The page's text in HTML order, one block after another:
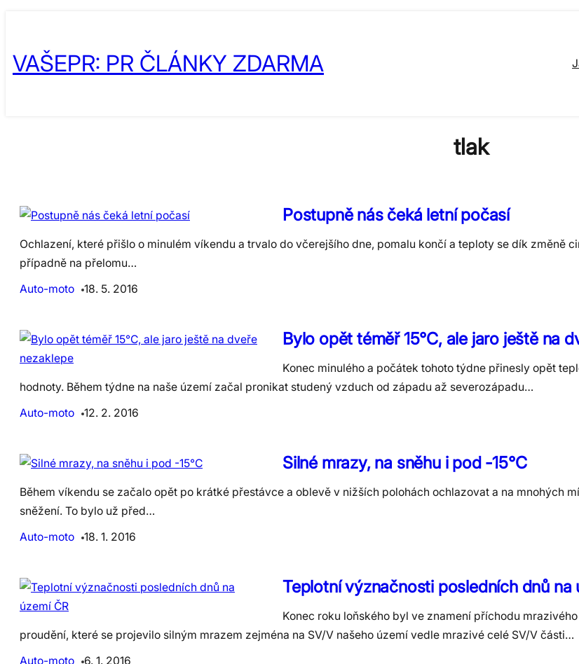
content
VAŠEPR: PR ČLÁNKY ZDARMA
tlak
Postupně nás čeká letní počasí
Ochlazení, které přišlo o minulém víkendu a trvalo do včerejšího dne, pomalu končí a teploty se dík změně
případně na přelomu…
Auto-moto
18. 5. 2016
Bylo opět téměř 15°C, ale jaro ještě na
Konec minulého a počátek tohoto týdne přinesly opět
hodnoty. Během týdne na naše území začal pronikat studený vzduch od západu až severozápadu…
Auto-moto
12. 2. 2016
Silné mrazy, na sněhu i pod -15°C
Během víkendu se začalo opět po krátké přestávce a oblevě v nižších polohách ochlazovat a na mnohých
sněžení. To bylo už před…
Auto-moto
18. 1. 2016
Teplotní význačnosti posledních dnů na
Konec roku loňského byl ve znamení příchodu
proudění, které se projevilo silným mrazem zejména na SV/V našeho území vedle mrazivé celé SV/V části…
Auto-moto
6. 1. 2016